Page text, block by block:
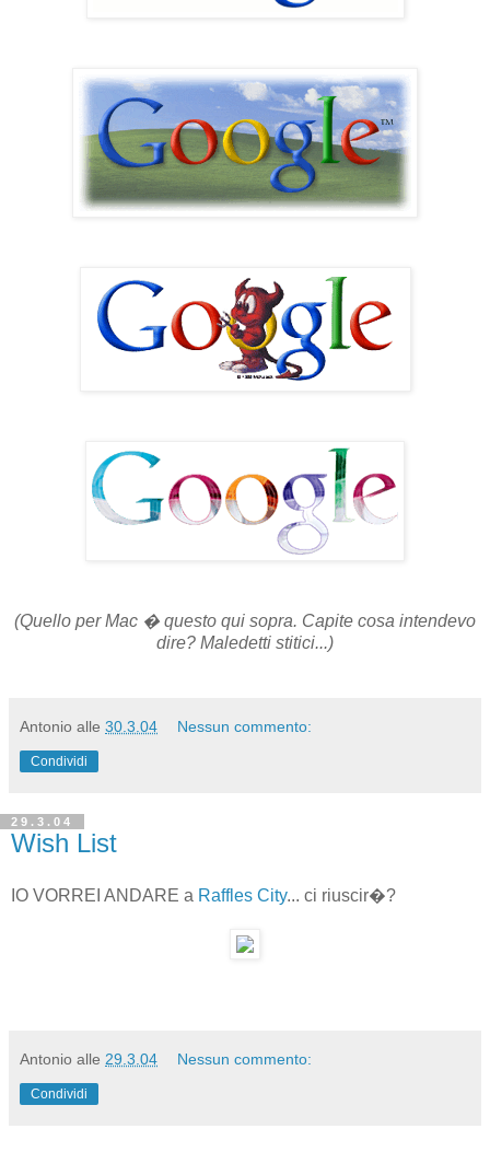
(Quello per Mac � questo qui sopra. Capite cosa intendevo
dire? Maledetti stitici...)
Antonio alle 30.3.04 Nessun commento:
Condividi
29.3.04
Wish List
IO VORREI ANDARE a Raffles City... ci riuscir�?
Antonio alle 29.3.04 Nessun commento:
Condividi